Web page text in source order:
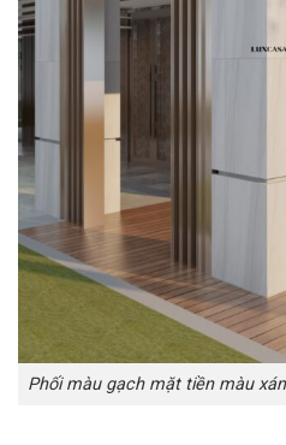
Phối màu gạch mặt tiền màu